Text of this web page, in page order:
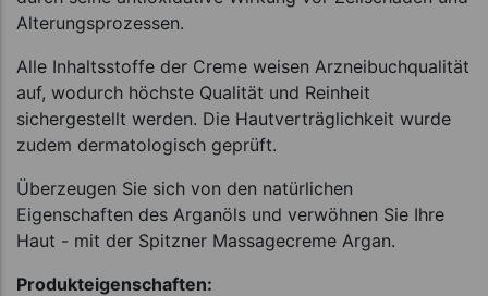
Alterungsprozessen.
Alle Inhaltsstoffe der Creme weisen Arzneibuchqualität
auf, wodurch höchste Qualität und Reinheit
sichergestellt werden. Die Hautverträglichkeit wurde
zudem dermatologisch geprüft.
Überzeugen Sie sich von den natürlichen
Eigenschaften des Arganöls und verwöhnen Sie Ihre
Haut - mit der Spitzner Massagecreme Argan.
Produkteigenschaften: